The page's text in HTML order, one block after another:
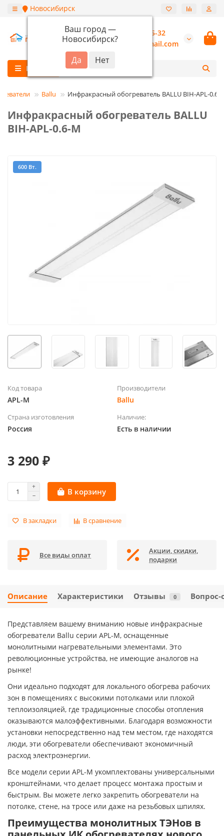
Новосибирск
Ваш город —
Новосибирск?
+7 (913) 987-55-32
burannsk@gmail.com
Каталог
Ballu Инфракрасный обогреватель BALLU BIH-APL-0.6-
Инфракрасный обогреватель BALLU
BIH-APL-0.6-M
600 Вт.
Код товара
APL-M
Производители
Ballu
Страна изготовления
Россия
Наличие:
Есть в наличии
3 290 ₽
В корзину
В закладки В сравнение
Все виды оплат
Акции, скидки,
подарки
Описание Характеристики Отзывы 0 Вопрос-
Представляем вашему вниманию новые инфракрасные
обогреватели Ballu серии APL-M, оснащенные
монолитными нагревательными элементами. Это
революционные устройства, не имеющие аналогов на
рынке!
Они идеально подходят для локального обогрева рабочих
зон в помещениях с высокими потолками или плохой
теплоизоляцией, где традиционные способы отопления
оказываются малоэффективными. Благодаря возможности
установки непосредственно над тем местом, где находятся
люди, эти обогреватели обеспечивают экономичный
расход электроэнергии.
Все модели серии APL-M укомплектованы универсальными
кронштейнами, что делает процесс монтажа простым и
быстрым. Вы можете легко закрепить обогреватели на
потолке, стене, на тросе или даже на резьбовых шпилях.
Преимущества монолитных ТЭНов в